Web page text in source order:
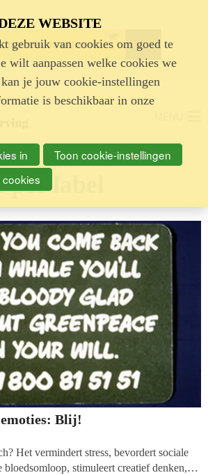
label
Blij!
Het vermindert stress, bevordert sociale
bloedsomloop, stimuleert creatief denken,
WEBSITE
gebruik van cookies om goed te
wilt aanpassen welke cookies we
je jouw cookie-instellingen
is beschikbaar in onze
in
Toon cookie-instellingen